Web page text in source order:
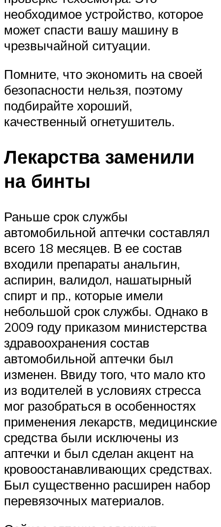
необходимое устройство, которое
может спасти вашу машину в
чрезвычайной ситуации.
Помните, что экономить на своей
безопасности нельзя, поэтому
подбирайте хороший,
качественный огнетушитель.
Лекарства заменили
на бинты
Раньше срок службы
автомобильной аптечки составлял
всего 18 месяцев. В ее состав
входили препараты анальгин,
аспирин, валидол, нашатырный
спирт и пр., которые имели
небольшой срок службы. Однако в
2009 году приказом министерства
здравоохранения состав
автомобильной аптечки был
изменен. Ввиду того, что мало кто
из водителей в условиях стресса
мог разобраться в особенностях
применения лекарств, медицинские
средства были исключены из
аптечки и был сделан акцент на
кровоостанавливающих средствах.
Был существенно расширен набор
перевязочных материалов.